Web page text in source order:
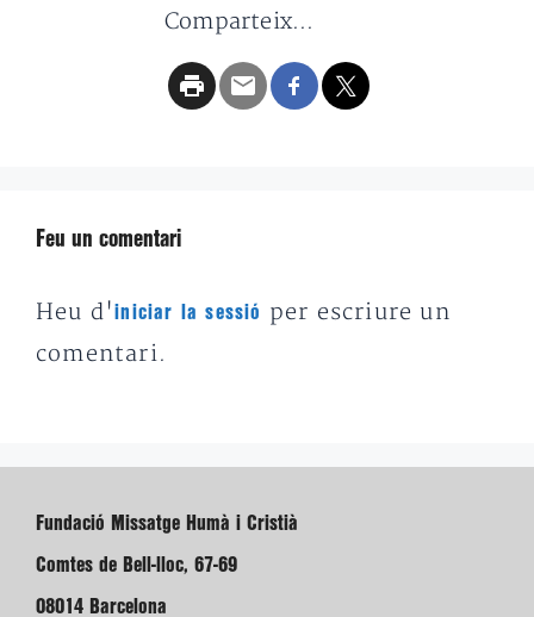
Comparteix...
Feu un comentari
Heu d'iniciar la sessió
per escriure un
comentari.
Fundació Missatge Humà i Cristià
Comtes de Bell-lloc, 67-69
08014 Barcelona